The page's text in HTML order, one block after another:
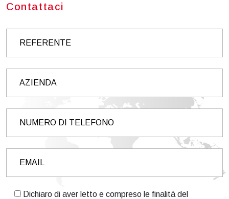
Contattaci
Dichiaro di aver letto e compreso le finalità del